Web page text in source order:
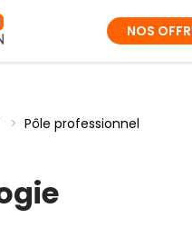
NOS
> Pôle professionnel